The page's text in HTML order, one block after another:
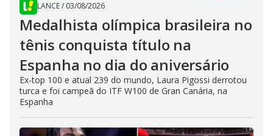
LANCE/ 03/08/2026
Medalhista olímpica brasileira no
tênis conquista título na
Espanha no dia do aniversário
Ex-top 100 e atual 239 do mundo, Laura Pigossi derrotou
turca e foi campeã do ITF W100 de Gran Canária, na
Espanha